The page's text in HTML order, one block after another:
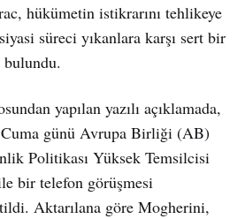
hükümetin istikrarını tehlikeye
süreci yıkanlara karşı sert bir
bulundu.
yapılan yazılı açıklamada,
Cuma günü Avrupa Birliği (AB)
Politikası Yüksek Temsilcisi
bir telefon görüşmesi
Aktarılana göre Mogherini,